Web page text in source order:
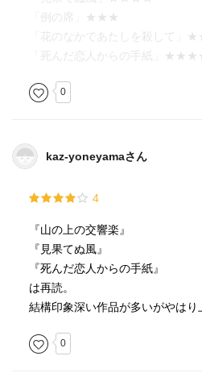
「例の席」★★★
「花のなかであたしを殺して」
「死んだ恋人からの手紙」
0
kaz-yoneyamaさん
4
『山の上の交響楽』
『見果てぬ風』
『死んだ恋人からの手紙』
は再読。
結構印象深い作品が多いがやはり
0